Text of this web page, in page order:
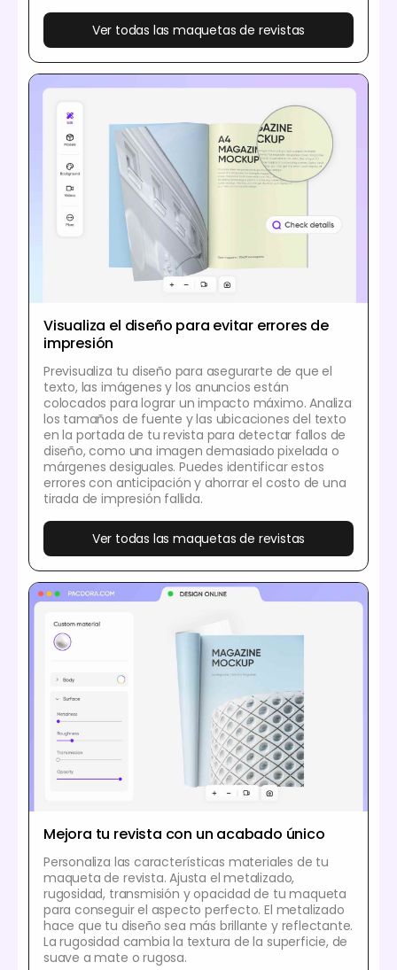
Ver todas las maquetas de revistas
Visualiza el diseño para evitar errores de
impresión
Previsualiza tu diseño para asegurarte de que el
texto, las imágenes y los anuncios están
colocados para lograr un impacto máximo. Analiza
los tamaños de fuente y las ubicaciones del texto
en la portada de tu revista para detectar fallos de
diseño, como una imagen demasiado pixelada o
márgenes desiguales. Puedes identificar estos
errores con anticipación y ahorrar el costo de una
tirada de impresión fallida.
Ver todas las maquetas de revistas
Mejora tu revista con un acabado único
Personaliza las características materiales de tu
maqueta de revista. Ajusta el metalizado,
rugosidad, transmisión y opacidad de tu maqueta
para conseguir el aspecto perfecto. El metalizado
hace que tu diseño sea más brillante y reflectante.
La rugosidad cambia la textura de la superficie, de
suave a mate o rugosa.